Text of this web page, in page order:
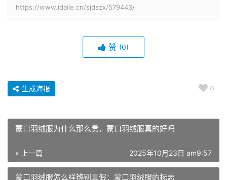
https://www.idaile.cn/sjdszx/579443/
赞 (0)
0
生成海报
蒙口羽绒服为什么那么贵，蒙口羽绒服真的好吗
« 上一篇 2025年10月23日 am9:57
蒙口羽绒服怎么样辨别真假：蒙口羽绒服的标志